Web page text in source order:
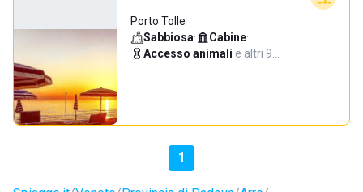
Porto Tolle
Sabbiosa· Cabine·
Accesso animali·e altri 9…
1